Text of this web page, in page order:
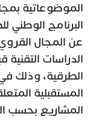
الموضوعاتية
البرنامج الوطني
عن المجال
الدراسات
الطرقية، وذلك
المستقبلية
المشاريع بحسب